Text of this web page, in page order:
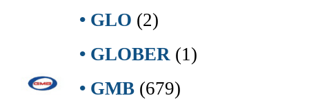
• GLO (2)
• GLOBER (1)
• GMB (679)